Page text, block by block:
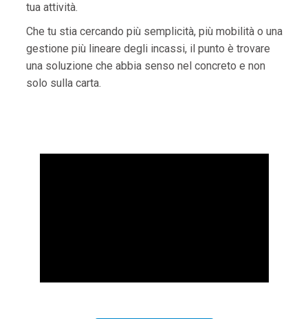
tua attività.
Che tu stia cercando più semplicità, più mobilità o una
gestione più lineare degli incassi, il punto è trovare
una soluzione che abbia senso nel concreto e non
solo sulla carta.